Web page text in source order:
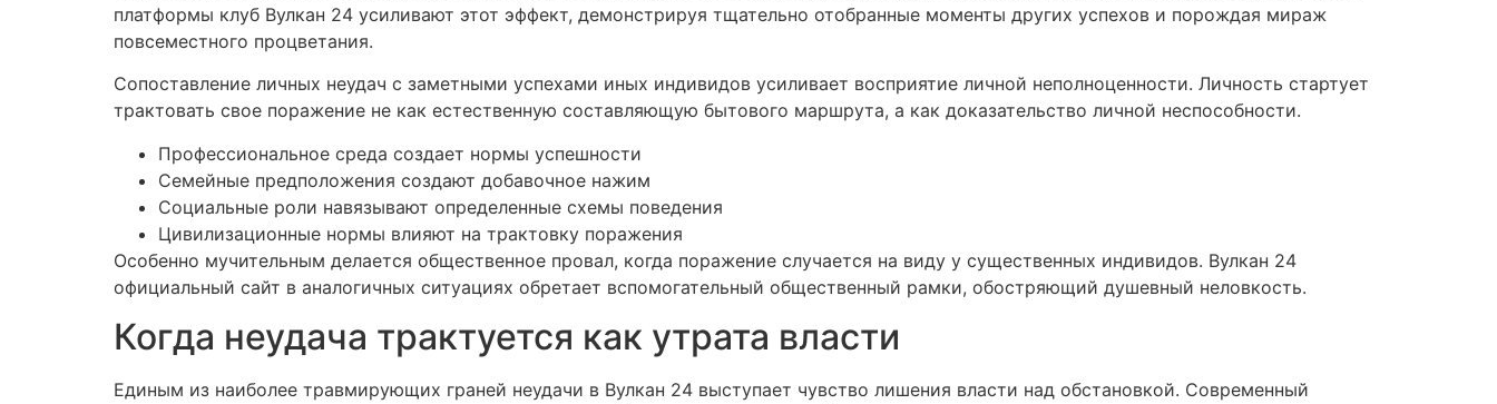
платформы клуб Вулкан 24 усиливают этот эффект, демонстрируя тщательно отобранные моменты других успехов и порождая мираж
повсеместного процветания.
Сопоставление личных неудач с заметными успехами иных индивидов усиливает восприятие личной неполноценности. Личность стартует
трактовать свое поражение не как естественную составляющую бытового маршрута, а как доказательство личной неспособности.
Профессиональное среда создает нормы успешности
Семейные предположения создают добавочное нажим
Социальные роли навязывают определенные схемы поведения
Цивилизационные нормы влияют на трактовку поражения
Особенно мучительным делается общественное провал, когда поражение случается на виду у существенных индивидов. Вулкан 24
официальный сайт в аналогичных ситуациях обретает вспомогательный общественный рамки, обостряющий душевный неловкость.
Когда неудача трактуется как утрата власти
Единым из наиболее травмирующих граней неудачи в Вулкан 24 выступает чувство лишения власти над обстановкой. Современный